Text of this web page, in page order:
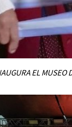
EL MUSEO